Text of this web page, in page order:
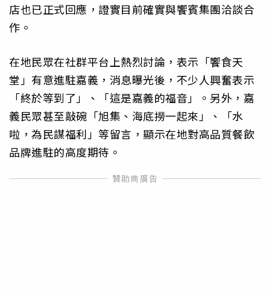
店也已正式回應，證實目前確實與饗賓集團洽談合
作。
在地民眾在社群平台上熱烈討論，表示「饗食天
堂」有意進駐嘉義，消息曝光後，不少人興奮表示
「終於等到了」、「這是嘉義的福音」。另外，嘉
義民眾甚至敲碗「旭集、海底撈一起來」、「水
啦，為民謀福利」等留言，顯示在地對高品質餐飲
品牌進駐的高度期待。